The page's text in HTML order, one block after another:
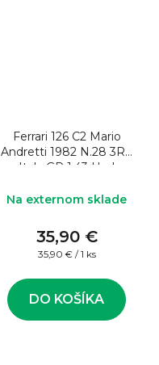
Ferrari 126 C2 Mario
Andretti 1982 N.28 3Rd
Italy GP 1:43 Upd
Na externom sklade
35,90 €
Jednotková
35,90 € / 1 ks
DO KOŠÍKA